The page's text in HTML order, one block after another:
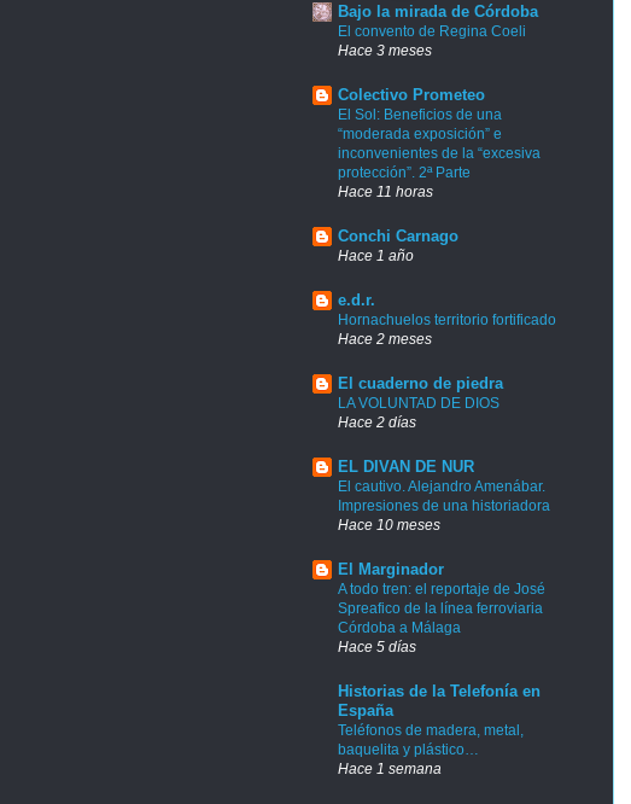
Bajo la mirada de Córdoba
El convento de Regina Coeli
Hace 3 meses
Colectivo Prometeo
El Sol: Beneficios de una
“moderada exposición” e
inconvenientes de la “excesiva
protección”. 2ª Parte
Hace 11 horas
Conchi Carnago
Hace 1 año
e.d.r.
Hornachuelos territorio fortificado
Hace 2 meses
El cuaderno de piedra
LA VOLUNTAD DE DIOS
Hace 2 días
EL DIVAN DE NUR
El cautivo. Alejandro Amenábar.
Impresiones de una historiadora
Hace 10 meses
El Marginador
A todo tren: el reportaje de José
Spreafico de la línea ferroviaria
Córdoba a Málaga
Hace 5 días
Historias de la Telefonía en
España
Teléfonos de madera, metal,
baquelita y plástico…
Hace 1 semana